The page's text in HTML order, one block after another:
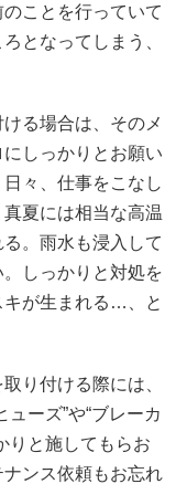
ことを行っていて
となってしまう、
る場合は、そのメ
しっかりとお願い
々、仕事をこなし
夏には相当な高温
。雨水も浸入して
しっかりと対処を
キが生まれる…、と
り付ける際には、
ーズ”や“ブレーカ
りと施してもらお
ンス依頼もお忘れ